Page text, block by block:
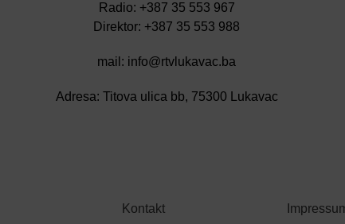
Radio: +387 35 553 967
Direktor: +387 35 553 988
mail: info@rtvlukavac.ba
Adresa: Titova ulica bb, 75300 Lukavac
Kontakt